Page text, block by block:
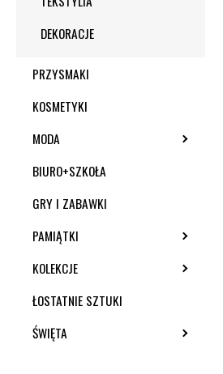
DEKORACJE
PRZYSMAKI
KOSMETYKI
MODA
BIURO+SZKOŁA
GRY I ZABAWKI
PAMIĄTKI
KOLEKCJE
ŁOSTATNIE SZTUKI
ŚWIĘTA